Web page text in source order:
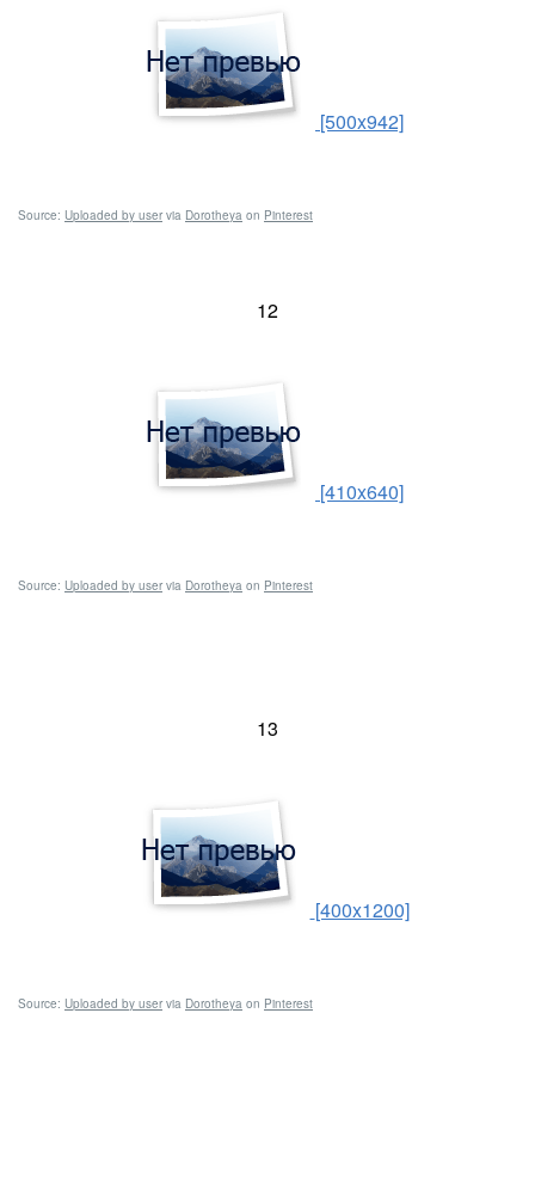
[500x942]
Source: Uploaded by uservia Dorotheya on Pinterest
12
[410x640]
Source: Uploaded by uservia Dorotheya on Pinterest
13
[400x1200]
Source: Uploaded by uservia Dorotheya on Pinterest